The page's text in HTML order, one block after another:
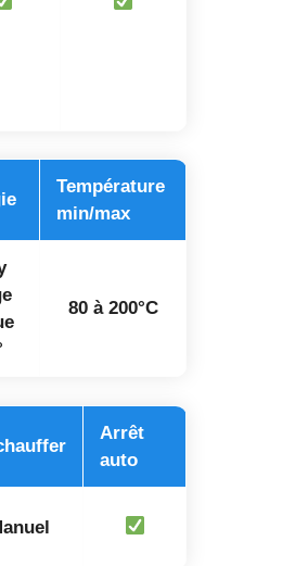
Température
min/max
80 à 200°C
Arrêt
auto